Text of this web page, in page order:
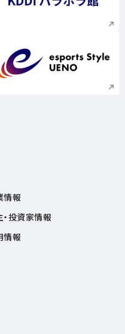
新規ウィンドウで
新規ウィンドウで
情報
・投資家情報
情報